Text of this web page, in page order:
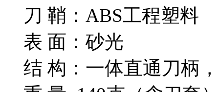
刀 鞘：ABS工程塑料
表 面：砂光
结 构：一体直通刀柄